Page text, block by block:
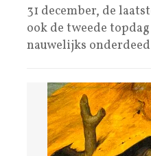
31 december, de
ook de tweede
nauwelijks